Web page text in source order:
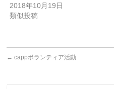
2018年10月19日
類似投稿
← cappボランティア活動